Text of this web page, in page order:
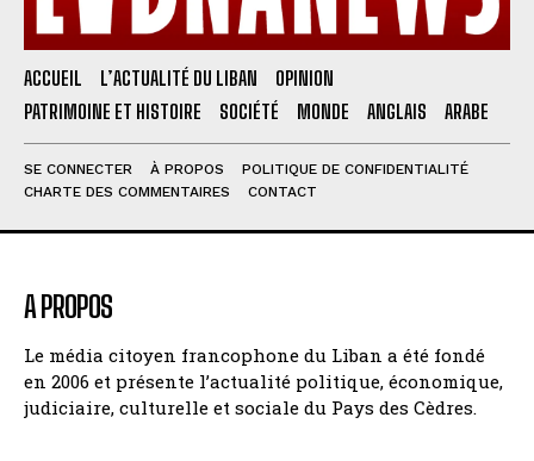
ACCUEIL L’ACTUALITÉ DU LIBAN
OPINION
PATRIMOINE ET HISTOIRE
SOCIÉTÉ MONDE ANGLAIS ARABE
SE CONNECTER À PROPOS
POLITIQUE DE CONFIDENTIALITÉ
CHARTE DES COMMENTAIRES
CONTACT
A PROPOS
Le média citoyen francophone du Liban a été fondé
en 2006 et présente l’actualité politique, économique,
judiciaire, culturelle et sociale du Pays des Cèdres.